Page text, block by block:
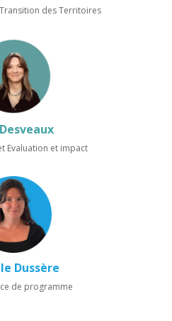
des Territoires
Evaluation et impact
Dussère
de programme